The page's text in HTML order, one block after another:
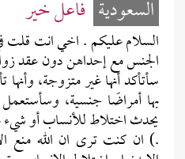
السعودية فاعل خير
السلام عليكم . اخي انت
الجنس مع إحداهن دون عقد
سأتأكد أنها غير متزوجة،
بها أمراضًا جنسية،
يحدث اختلاط للأنساب أو شيء
.) ان كنت ترى ان الله منع